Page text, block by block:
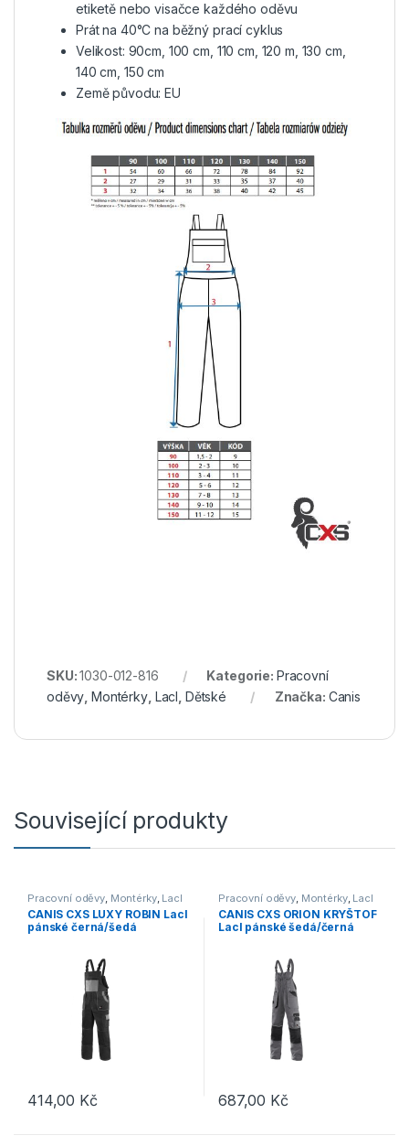
etiketě nebo visačce každého oděvu
Prát na 40°C na běžný prací cyklus
Velikost: 90cm, 100 cm, 110 cm, 120 m, 130 cm,
140 cm, 150 cm
Země původu: EU
SKU:1030-012-816 Kategorie: Pracovní
oděvy ,Montérky, Lacl Dětské Značka: Canis
Související produkty
Pracovní oděvy Montérky, Lacl
CANIS CXS LUXY ROBIN Lacl
pánské černá/šedá
414,00 Kč
Tento produkt má více variant. Možnosti lze vybrat na stránce
Pracovní oděvy Montérky, Lacl
CANIS CXS ORION KRYŠTOF
Lacl pánské šedá/černá
687,00 Kč
Tento produkt má více